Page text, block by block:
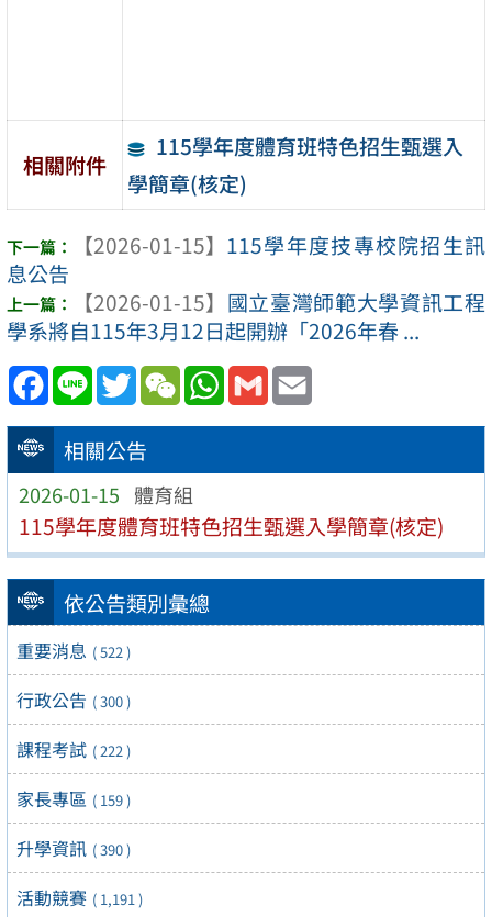
相關公告
2026-01-15 體育組
115學年度體育班特色招生甄選入學簡章(核定)
依公告類別彙總
重要消息 ( 522 )
行政公告 ( 300 )
課程考試 ( 222 )
家長專區 ( 159 )
升學資訊 ( 390 )
活動競賽 ( 1,191 )
相關附件
115學年度體育班特色招生甄選入
學簡章(核定)
【2026-01-15】 115學年度技專校院招生訊
息公告
【2026-01-15】 國立臺灣師範大學資訊工程
學系將自115年3月12日起開辦「2026年春 ...
Facebook
Line TwitterWeChatWhatsApp
Gmail